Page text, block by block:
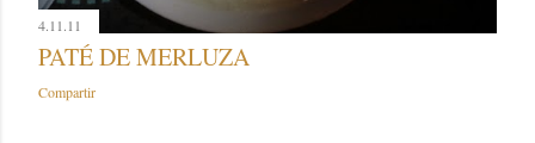
4.11.11
PATÉ DE MERLUZA
Compartir